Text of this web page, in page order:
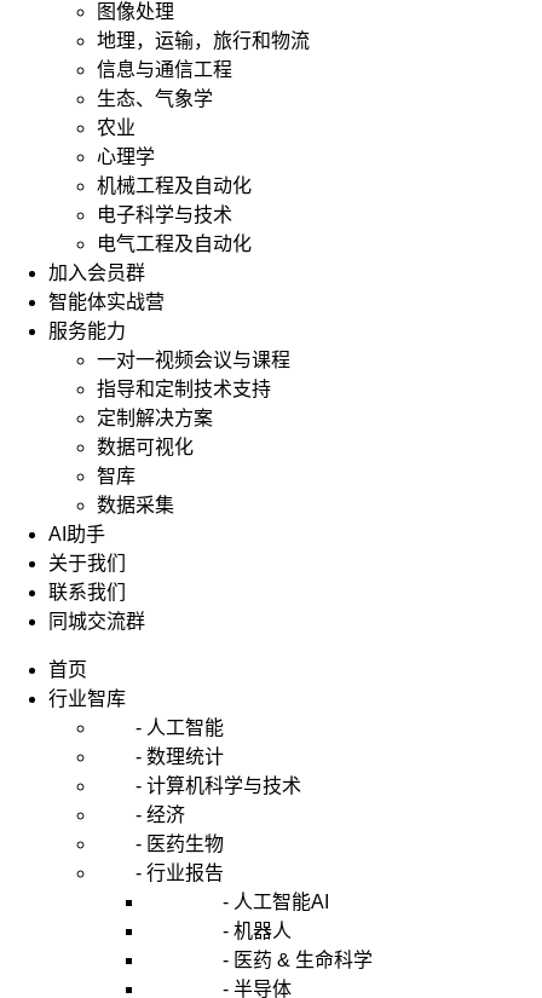
图像处理
地理，运输，旅行和物流
信息与通信工程
生态、气象学
农业
心理学
机械工程及自动化
电子科学与技术
电气工程及自动化
加入会员群
智能体实战营
服务能力
一对一视频会议与课程
指导和定制技术支持
定制解决方案
数据可视化
智库
数据采集
AI助手
关于我们
联系我们
同城交流群
首页
行业智库
- 人工智能
- 数理统计
- 计算机科学与技术
- 经济
- 医药生物
- 行业报告
- 人工智能AI
- 机器人
- 医药 & 生命科学
- 半导体